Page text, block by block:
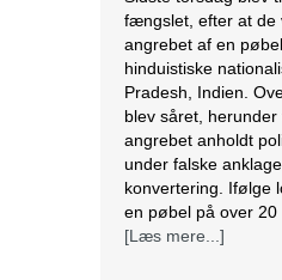
fængslet, efter at de
angrebet af en
hinduistiske
Pradesh, Indien.
blev såret,
angrebet anholdt
under falske
konvertering. Ifølge
en pøbel på over
[Læs mere...]